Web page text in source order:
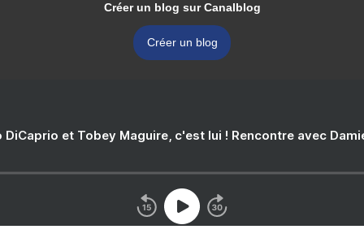
Créer un blog sur Canalblog
Créer un blog
DiCaprio et Tobey Maguire, c'est lui ! Rencontre avec